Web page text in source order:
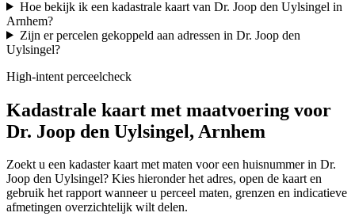
Hoe bekijk ik een kadastrale kaart van Dr. Joop den Uylsingel in
Arnhem?
Zijn er percelen gekoppeld aan adressen in Dr. Joop den
Uylsingel?
High-intent perceelcheck
Kadastrale kaart met maatvoering voor
Dr. Joop den Uylsingel, Arnhem
Zoekt u een kadaster kaart met maten voor een huisnummer in Dr.
Joop den Uylsingel? Kies hieronder het adres, open de kaart en
gebruik het rapport wanneer u perceel maten, grenzen en indicatieve
afmetingen overzichtelijk wilt delen.